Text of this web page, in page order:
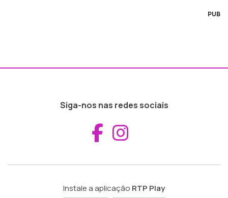
PUB
Siga-nos nas redes sociais
Aceder ao
Instale a aplicação RTP Play